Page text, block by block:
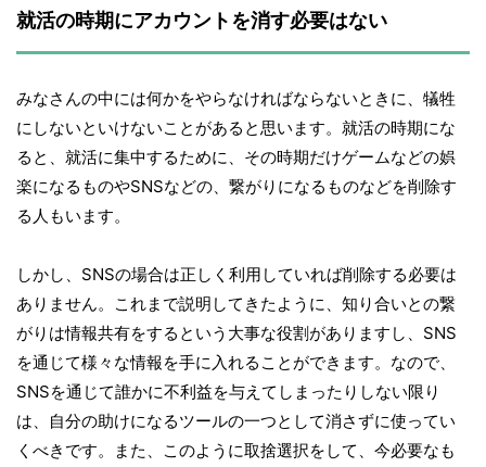
就活の時期にアカウントを消す必要はない
みなさんの中には何かをやらなければならないときに、犠牲
にしないといけないことがあると思います。就活の時期にな
ると、就活に集中するために、その時期だけゲームなどの娯
楽になるものやSNSなどの、繋がりになるものなどを削除す
る人もいます。
しかし、SNSの場合は正しく利用していれば削除する必要は
ありません。これまで説明してきたように、知り合いとの繋
がりは情報共有をするという大事な役割がありますし、SNS
を通じて様々な情報を手に入れることができます。なので、
SNSを通じて誰かに不利益を与えてしまったりしない限り
は、自分の助けになるツールの一つとして消さずに使ってい
くべきです。また、このように取捨選択をして、今必要なも